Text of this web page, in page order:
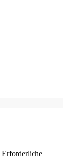
Erforderliche